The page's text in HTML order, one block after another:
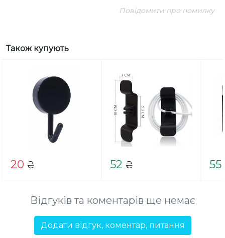
Повідомити про помилку
Також купують
20 ₴ 52 ₴ 55
Відгуків та коментарів ще немає
Додати відгук, коментар, питання